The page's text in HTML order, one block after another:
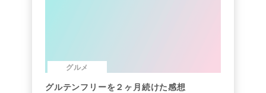
グルメ
グルテンフリーを２ヶ月続けた感想